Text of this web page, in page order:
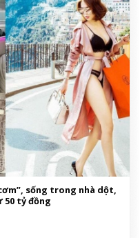
sống trong nhà dột,
tỷ đồng